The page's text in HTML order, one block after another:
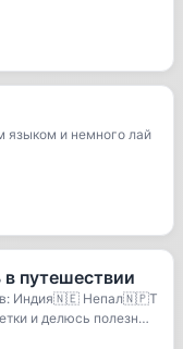
языком и немного лай
путешествии
в: Индия🇳🇪 Непал🇳🇵Т
и делюсь полезным